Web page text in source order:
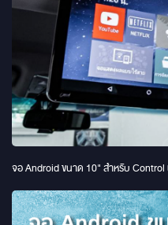
จอ Android ขนาด 10" สำหรับ